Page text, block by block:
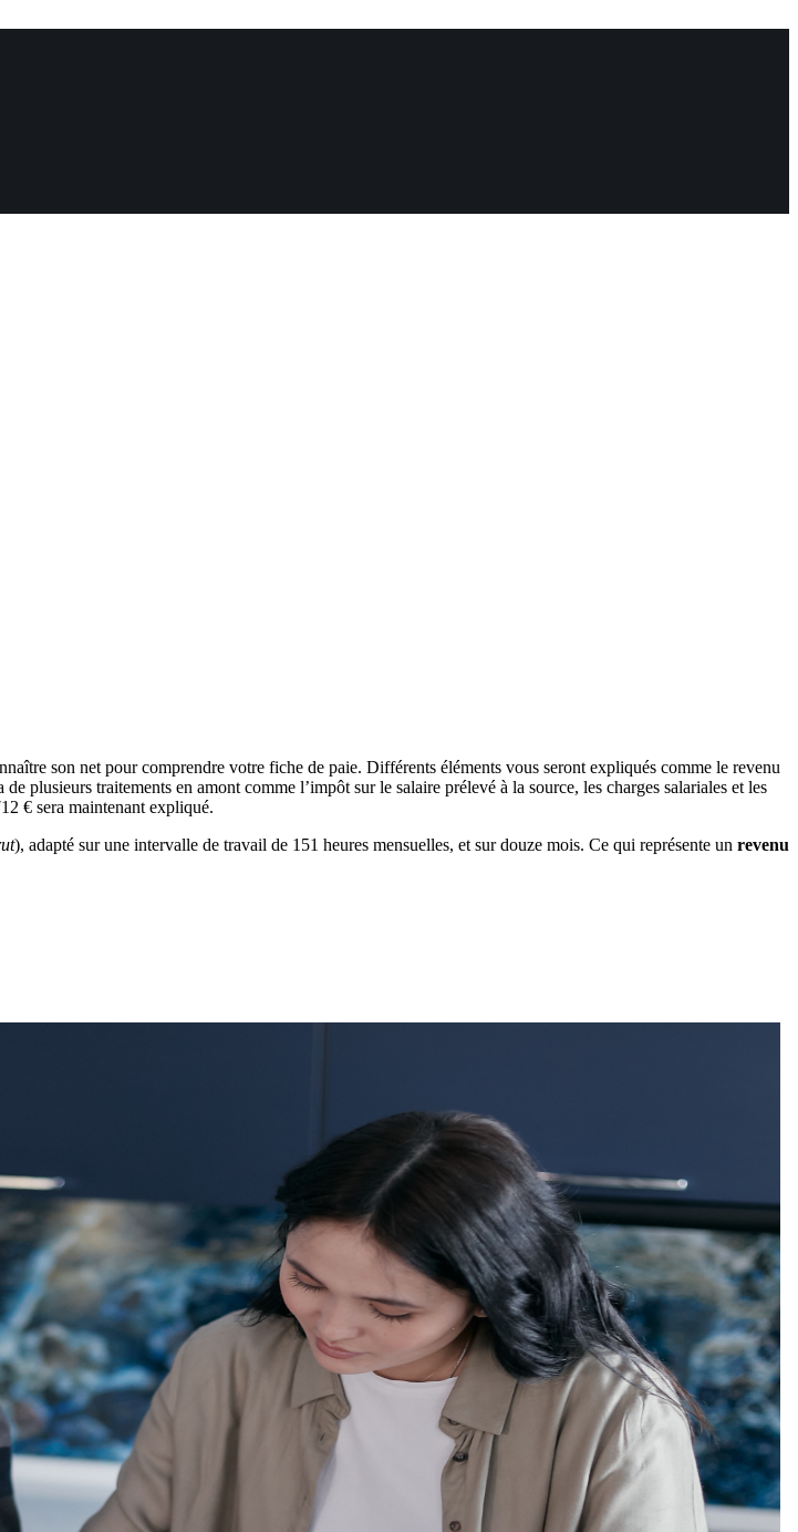
son net pour comprendre votre fiche de paie. Différents éléments vous seront expliqués comme le revenu
traitements en amont comme l’impôt sur le salaire prélevé à la source, les charges salariales et les
€ sera maintenant expliqué.
), adapté sur une intervalle de travail de 151 heures mensuelles, et sur douze mois. Ce qui représente un revenu